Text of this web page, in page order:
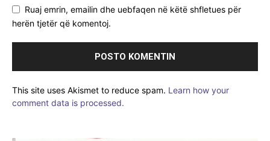
Ruaj emrin, emailin dhe uebfaqen në këtë shfletues për
herën tjetër që komentoj.
This site uses Akismet to reduce spam. Learn how your
comment data is processed.